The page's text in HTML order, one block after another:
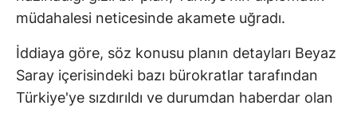
müdahalesi neticesinde akamete uğradı.
İddiaya göre, söz konusu planın detayları Beyaz
Saray içerisindeki bazı bürokratlar tarafından
Türkiye'ye sızdırıldı ve durumdan haberdar olan